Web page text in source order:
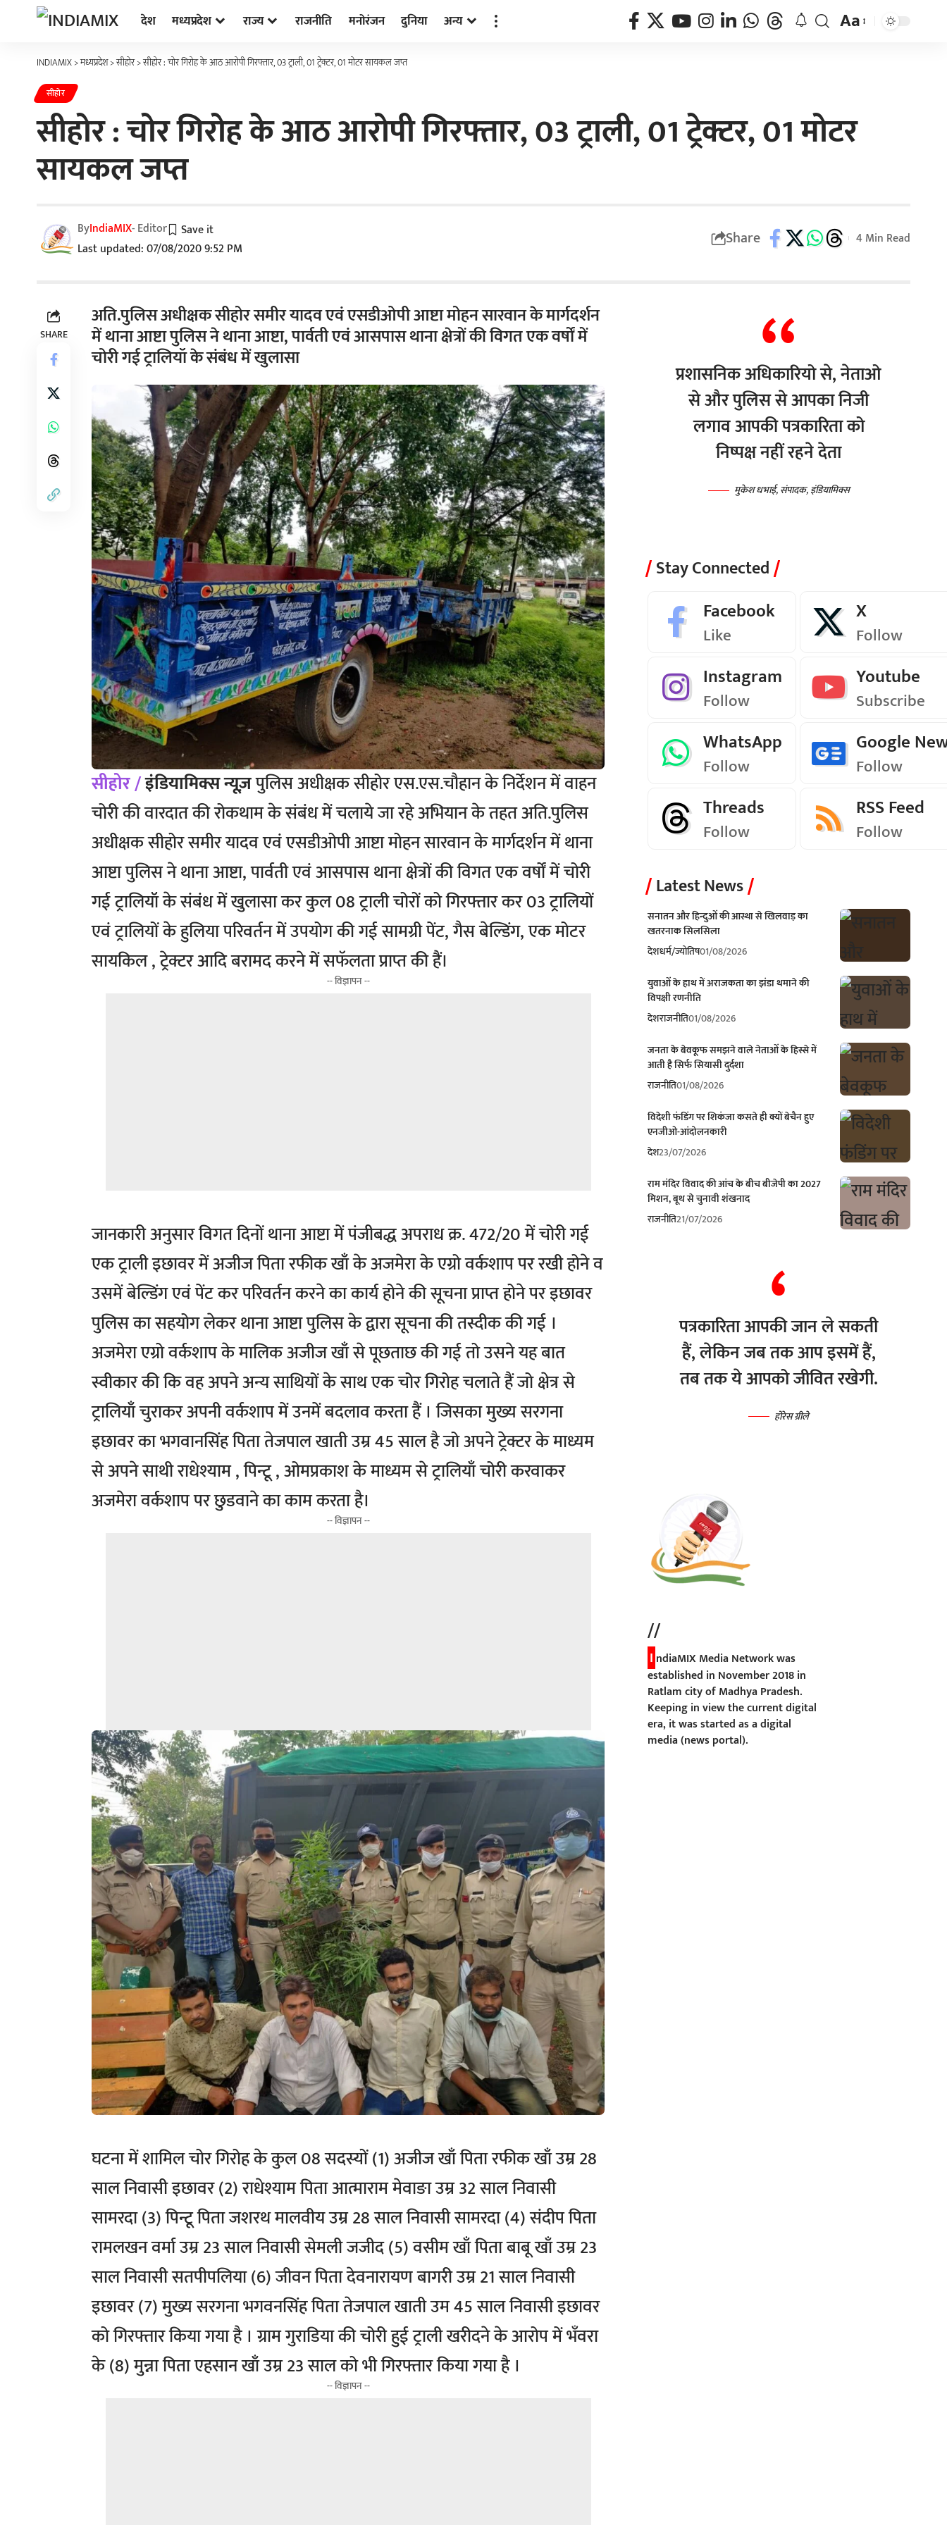
देश मध्यप्रदेश राज्य राजनीति मनोरंजन दुनिया अन्य Aa
INDIAMIX>मध्यप्रदेश>सीहोर>सीहोर : चोर गिरोह के आठ आरोपी गिरफ्तार, 03 ट्राली, 01 ट्रेक्टर, 01 मोटर सायकल जप्त
सीहोर
सीहोर : चोर गिरोह के आठ आरोपी गिरफ्तार, 03 ट्राली, 01 ट्रेक्टर, 01 मोटर
सायकल जप्त
Last updated: 07/08/2020 9:52 PM
ByIndiaMIX- Editor Share 4 Min Read
SHARE
अति.पुलिस अधीक्षक सीहोर समीर यादव एवं एसडीओपी आष्टा मोहन सारवान के मार्गदर्शन
में थाना आष्टा पुलिस ने थाना आष्टा, पार्वती एवं आसपास थाना क्षेत्रों की विगत एक वर्षों में
चोरी गई ट्रालियॉ के संबंध में खुलासा
सीहोर /इंडियामिक्स न्यूज़पुलिस अधीक्षक सीहोर एस.एस.चौहान के निर्देशन में वाहन
चोरी की वारदात की रोकथाम के संबंध में चलाये जा रहे अभियान के तहत अति.पुलिस
अधीक्षक सीहोर समीर यादव एवं एसडीओपी आष्टा मोहन सारवान के मार्गदर्शन में थाना
आष्टा पुलिस ने थाना आष्टा, पार्वती एवं आसपास थाना क्षेत्रों की विगत एक वर्षों में चोरी
गई ट्रालियॉ के संबंध में खुलासा कर कुल 08 ट्राली चोरों को गिरफ्तार कर 03 ट्रालियों
एवं ट्रालियों के हुलिया परिवर्तन में उपयोग की गई सामग्री पेंट, गैस बेल्डिंग, एक मोटर
सायकिल , ट्रेक्टर आदि बरामद करने में सफॅलता प्राप्त की हैं।
-- विज्ञापन --
जानकारी अनुसार विगत दिनों थाना आष्टा में पंजीबद्ध अपराध क्र. 472/20 में चोरी गई
एक ट्राली इछावर में अजीज पिता रफीक खाँ के अजमेरा के एग्रो वर्कशाप पर रखी होने व
उसमें बेल्डिंग एवं पेंट कर परिवर्तन करने का कार्य होने की सूचना प्राप्त होने पर इछावर
पुलिस का सहयोग लेकर थाना आष्टा पुलिस के द्वारा सूचना की तस्दीक की गई ।
अजमेरा एग्रो वर्कशाप के मालिक अजीज खाँ से पूछताछ की गई तो उसने यह बात
स्वीकार की कि वह अपने अन्य साथियों के साथ एक चोर गिरोह चलाते हैं जो क्षेत्र से
ट्रालियाँ चुराकर अपनी वर्कशाप में उनमें बदलाव करता हैं । जिसका मुख्य सरगना
इछावर का भगवानसिंह पिता तेजपाल खाती उम्र 45 साल है जो अपने ट्रेक्टर के माध्यम
से अपने साथी राधेश्याम , पिन्टू , ओमप्रकाश के माध्यम से ट्रालियाँ चोरी करवाकर
अजमेरा वर्कशाप पर छुडवाने का काम करता है।
-- विज्ञापन --
घटना में शामिल चोर गिरोह के कुल 08 सदस्यों (1) अजीज खाँ पिता रफीक खाँ उम्र 28
साल निवासी इछावर (2) राधेश्याम पिता आत्माराम मेवाङा उम्र 32 साल निवासी
सामरदा (3) पिन्टू पिता जशरथ मालवीय उम्र 28 साल निवासी सामरदा (4) संदीप पिता
रामलखन वर्मा उम्र 23 साल निवासी सेमली जजीद (5) वसीम खाँ पिता बाबू खाँ उम्र 23
साल निवासी सतपीपलिया (6) जीवन पिता देवनारायण बागरी उम्र 21 साल निवासी
इछावर (7) मुख्य सरगना भगवनसिंह पिता तेजपाल खाती उम 45 साल निवासी इछावर
को गिरफ्तार किया गया है । ग्राम गुराडिया की चोरी हुई ट्राली खरीदने के आरोप में भँवरा
के (8) मुन्ना पिता एहसान खाँ उम्र 23 साल को भी गिरफ्तार किया गया है ।
-- विज्ञापन --
प्रशासनिक अधिकारियो से, नेताओ
से और पुलिस से आपका निजी
लगाव आपकी पत्रकारिता को
निष्पक्ष नहीं रहने देता
मुकेश धभाई, संपादक, इंडियामिक्स
Stay Connected
Facebook
Like
X
Follow
Instagram
Follow
Youtube
Subscribe
WhatsApp
Follow
Google
Follow
Threads
Follow
RSS Feed
Follow
Latest News
सनातन और हिन्दुओं की आस्था से खिलवाड़ का
खतरनाक सिलसिला
देशधर्म/ज्योतिष01/08/2026
युवाओं के हाथ में अराजकता का झंडा थमाने की
विपक्षी रणनीति
देशराजनीति01/08/2026
जनता के बेवकूफ समझने वाले नेताओं के हिस्से में
आती है सिर्फ सियासी दुर्दशा
राजनीति01/08/2026
विदेशी फंडिंग पर शिकंजा कसते ही क्यों बेचैन हुए
एनजीओ-आंदोलनकारी
देश23/07/2026
राम मंदिर विवाद की आंच के बीच बीजेपी का 2027
मिशन, बूथ से चुनावी शंखनाद
राजनीति21/07/2026
पत्रकारिता आपकी जान ले सकती
हैं, लेकिन जब तक आप इसमें हैं,
तब तक ये आपको जीवित रखेगी.
होरेस ग्रीले
//
I ndiaMIX Media Network was
established in November 2018 in
Ratlam city of Madhya Pradesh.
Keeping in view the current digital
era, it was started as a digital
media (news portal).